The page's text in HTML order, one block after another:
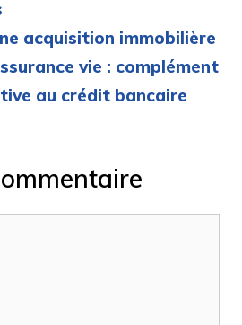
acquisition immobilière
vie : complément
au crédit bancaire